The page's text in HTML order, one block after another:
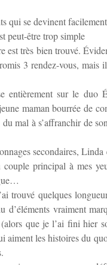
qui se devinent facilement
peut-être trop simple
est très bien trouvé.
3 rendez-vous,
entièrement sur le duo
maman bourrée de
mal à s’affranchir de
secondaires,
couple principal à mes
trouvé quelques
d’éléments vraiment
que je l’ai fini hier
aiment les histoires du